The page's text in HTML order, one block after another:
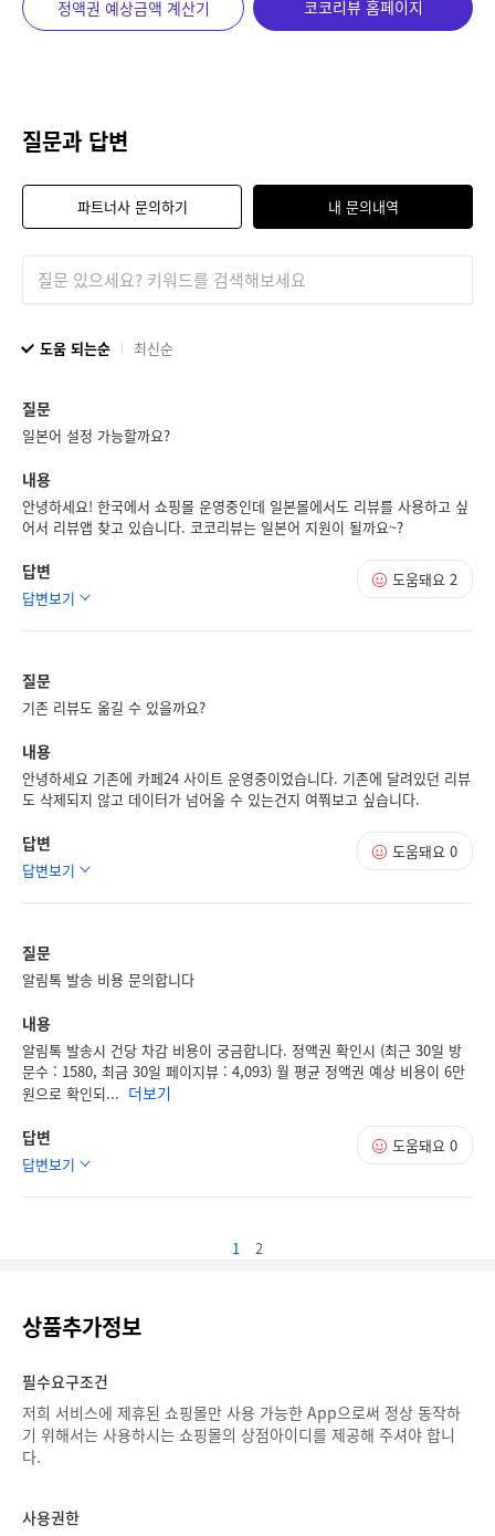
정액권 예상금액 계산기 코코리뷰 홈페이지
질문과 답변
파트너사 문의하기 내 문의내역
도움 되는순 최신순
질문
일본어 설정 가능할까요?
내용
안녕하세요! 한국에서 쇼핑몰 운영중인데 일본몰에서도 리뷰를 사용하고 싶
어서 리뷰앱 찾고 있습니다. 코코리뷰는 일본어 지원이 될까요~?
도움돼요 2
답변
답변보기
질문
기존 리뷰도 옮길 수 있을까요?
내용
안녕하세요 기존에 카페24 사이트 운영중이었습니다. 기존에 달려있던 리뷰
도 삭제되지 않고 데이터가 넘어올 수 있는건지 여쭤보고 싶습니다.
도움돼요 0
답변
답변보기
질문
알림톡 발송 비용 문의합니다
내용
알림톡 발송시 건당 차감 비용이 궁금합니다. 정액권 확인시 (최근 30일 방
문수 : 1580, 최금 30일 페이지뷰 : 4,093) 월 평균 정액권 예상 비용이 6만
원으로 확인되... 더보기
도움돼요 0
답변
답변보기
1 2
상품추가정보
필수요구조건
저희 서비스에 제휴된 쇼핑몰만 사용 가능한 App으로써 정상 동작하
기 위해서는 사용하시는 쇼핑몰의 상점아이디를 제공해 주셔야 합니
다.
사용권한